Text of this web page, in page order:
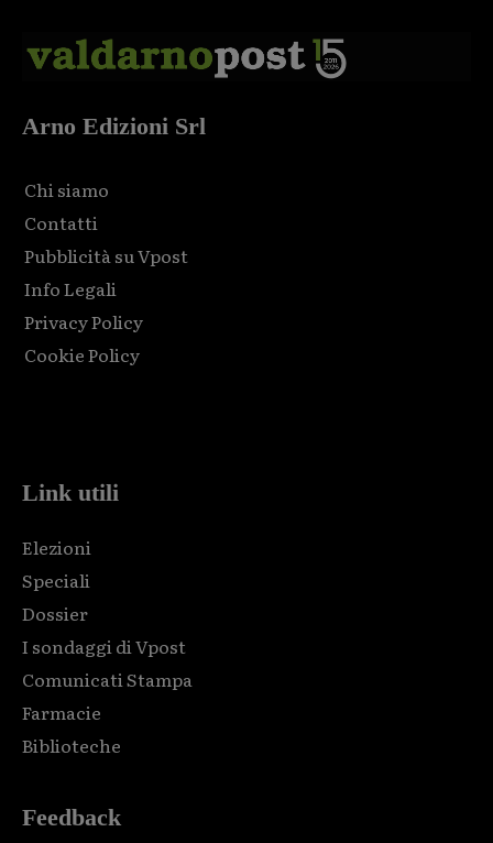
Arno Edizioni Srl
Chi siamo
Contatti
Pubblicità su Vpost
Info Legali
Privacy Policy
Cookie Policy
Link utili
Elezioni
Speciali
Dossier
I sondaggi di Vpost
Comunicati Stampa
Farmacie
Biblioteche
Feedback